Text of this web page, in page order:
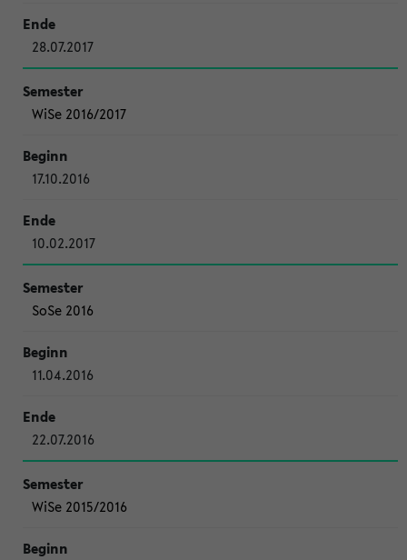
28.07.2017
WiSe 2016/2017
17.10.2016
10.02.2017
SoSe 2016
11.04.2016
22.07.2016
WiSe 2015/2016